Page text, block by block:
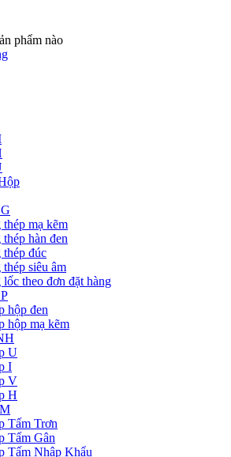
phẩm nào
thép mạ kẽm
thép hàn đen
thép đúc
thép siêu âm
lốc theo đơn đặt hàng
hộp đen
hộp mạ kẽm
U
I
V
H
Tấm Trơn
Tấm Gân
Tấm Nhập Khẩu